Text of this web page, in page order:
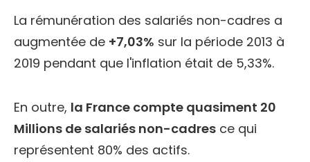
La rémunération des salariés non-cadres a
augmentée de +7,03% sur la période 2013 à
2019 pendant que l'inflation était de 5,33%.
En outre, la France compte quasiment 20
Millions de salariés non-cadres ce qui
représentent 80% des actifs.